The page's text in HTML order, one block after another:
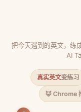
把今天遇到的英文，练
AI
真实英文变练习
🦊 Chrome